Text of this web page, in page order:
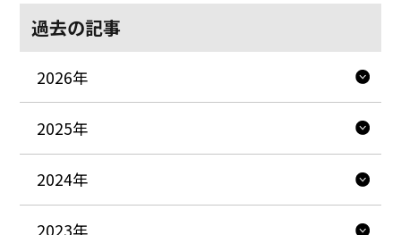
過去の記事
2026年
2025年
2024年
2023年